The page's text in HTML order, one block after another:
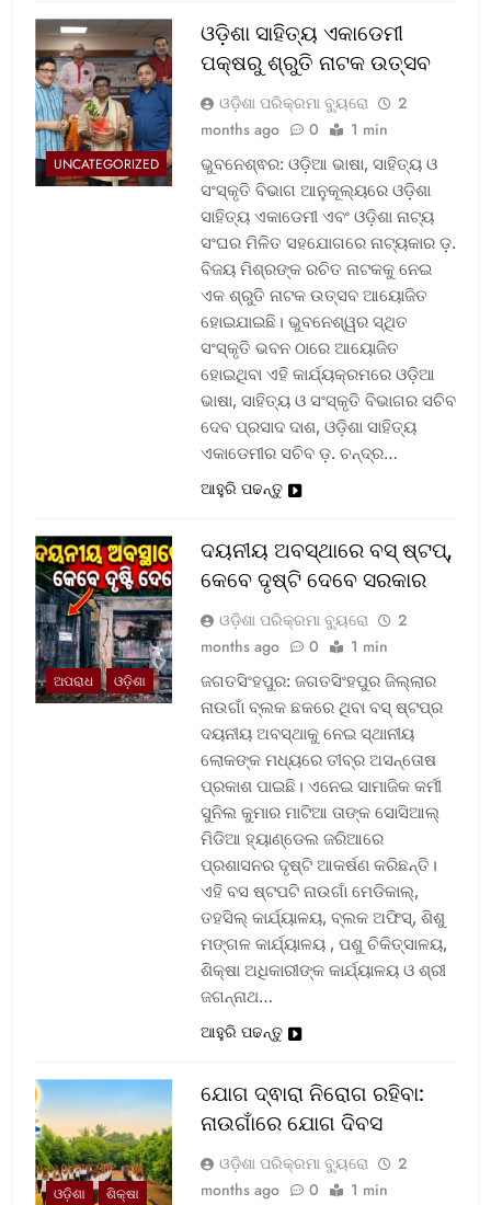
UNCATEGORIZED
ଓଡ଼ିଶା ସାହିତ୍ୟ ଏକାଡେମୀ
ପକ୍ଷରୁ ଶ୍ରୁତି ନାଟକ ଉତ୍ସବ
ଓଡ଼ିଶା ପରିକ୍ରମା ବ୍ୟୁରୋ
2
months ago
0 1 min
ଭୁବନେଶ୍ଵର: ଓଡ଼ିଆ ଭାଷା, ସାହିତ୍ୟ ଓ
ସଂସ୍କୃତି ବିଭାଗ ଆନୁକୂଲ୍ୟରେ ଓଡ଼ିଶା
ସାହିତ୍ୟ ଏକାଡେମୀ ଏବଂ ଓଡ଼ିଶା ନାଟ୍ୟ
ସଂଘର ମିଳିତ ସହଯୋଗରେ ନାଟ୍ୟକାର ଡ଼.
ବିଜୟ ମିଶ୍ରଙ୍କ ରଚିତ ନାଟକକୁ ନେଇ
ଏକ ଶ୍ରୁତି ନାଟକ ଉତ୍ସବ ଆୟୋଜିତ
ହୋଇଯାଇଛି। ଭୁବନେଶ୍ୱର ସ୍ଥିତ
ସଂସ୍କୃତି ଭବନ ଠାରେ ଆୟୋଜିତ
ହୋଇଥିବା ଏହି କାର୍ଯ୍ୟକ୍ରମରେ ଓଡ଼ିଆ
ଭାଷା, ସାହିତ୍ୟ ଓ ସଂସ୍କୃତି ବିଭାଗର ସଚିବ
ଦେବ ପ୍ରସାଦ ଦାଶ, ଓଡ଼ିଶା ସାହିତ୍ୟ
ଏକାଡେମୀର ସଚିବ ଡ଼. ଚନ୍ଦ୍ର…
ଆହୁରି ପଢନ୍ତୁ
ଅପରାଧ ଓଡ଼ିଶା
ଦୟନୀୟ ଅବସ୍ଥାରେ ବସ୍‌ ଷ୍ଟପ୍‌,
କେବେ ଦୃଷ୍ଟି ଦେବେ ସରକାର
ଓଡ଼ିଶା ପରିକ୍ରମା ବ୍ୟୁରୋ
2
months ago
0 1 min
ଜଗତସିଂହପୁର: ଜଗତସିଂହପୁର ଜିଲ୍ଲାର
ନାଉଗାଁ ବ୍ଲକ ଛକରେ ଥିବା ବସ୍‌ ଷ୍ଟପ୍‌ର
ଦୟନୀୟ ଅବସ୍ଥାକୁ ନେଇ ସ୍ଥାନୀୟ
ଲୋକଙ୍କ ମଧ୍ୟରେ ତୀବ୍ର ଅସନ୍ତୋଷ
ପ୍ରକାଶ ପାଇଛି। ଏନେଇ ସାମାଜିକ କର୍ମୀ
ସୁନିଲ କୁମାର ମାଟିଆ ତାଙ୍କ ସୋସିଆଲ୍‌
ମିଡିଆ ହ୍ୟାଣ୍ଡେଲ ଜରିଆରେ
ପ୍ରଶାସନର ଦୃଷ୍ଟି ଆକର୍ଷଣ କରିଛନ୍ତି।
ଏହି ବସ ଷ୍ଟପଟି ନାଉଗାଁ ମେଡିକାଲ୍‌,
ତହସିଲ୍‌ କାର୍ଯ୍ୟାଳୟ, ବ୍ଲକ ଅଫିସ୍‌, ଶିଶୁ
ମଙ୍ଗଳ କାର୍ଯ୍ୟାଳୟ , ପଶୁ ଚିକିତ୍ସାଳୟ,
ଶିକ୍ଷା ଅଧିକାରୀଙ୍କ କାର୍ଯ୍ୟାଳୟ ଓ ଶ୍ରୀ
ଜଗନ୍ନାଥ…
ଆହୁରି ପଢନ୍ତୁ
ଓଡ଼ିଶା
ଶିକ୍ଷା
ଯୋଗ ଦ୍ଵାରା ନିରୋଗ ରହିବା:
ନାଉଗାଁରେ ଯୋଗ ଦିବସ
ଓଡ଼ିଶା ପରିକ୍ରମା ବ୍ୟୁରୋ
2
months ago
0 1 min